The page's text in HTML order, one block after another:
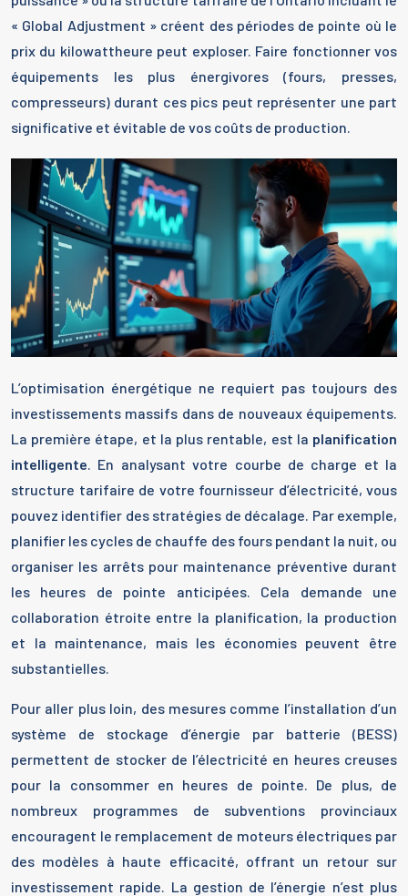
« Global Adjustment » créent des périodes de pointe où le
prix du kilowattheure peut exploser. Faire fonctionner vos
équipements les plus énergivores (fours, presses,
compresseurs) durant ces pics peut représenter une part
significative et évitable de vos coûts de production.
L’optimisation énergétique ne requiert pas toujours des
investissements massifs dans de nouveaux équipements.
La première étape, et la plus rentable, est la planification
intelligente . En analysant votre courbe de charge et la
structure tarifaire de votre fournisseur d’électricité, vous
pouvez identifier des stratégies de décalage. Par exemple,
planifier les cycles de chauffe des fours pendant la nuit, ou
organiser les arrêts pour maintenance préventive durant
les heures de pointe anticipées. Cela demande une
collaboration étroite entre la planification, la production
et la maintenance, mais les économies peuvent être
substantielles.
Pour aller plus loin, des mesures comme l’installation d’un
système de stockage d’énergie par batterie (BESS)
permettent de stocker de l’électricité en heures creuses
pour la consommer en heures de pointe. De plus, de
nombreux programmes de subventions provinciaux
encouragent le remplacement de moteurs électriques par
des modèles à haute efficacité, offrant un retour sur
investissement rapide. La gestion de l’énergie n’est plus